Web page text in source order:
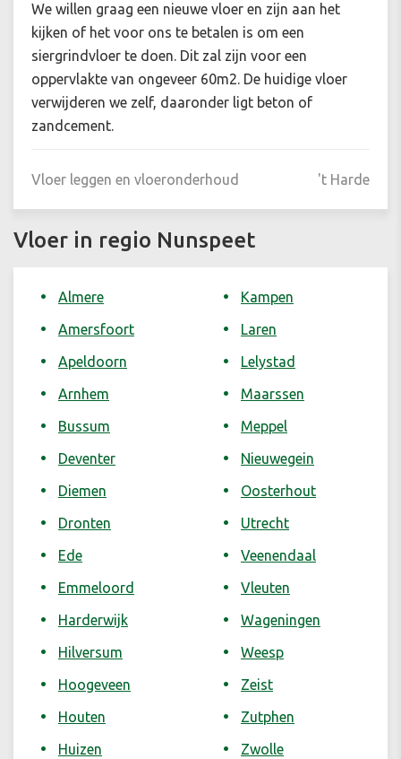
We willen graag een nieuwe vloer en zijn aan het
kijken of het voor ons te betalen is om een
siergrindvloer te doen. Dit zal zijn voor een
oppervlakte van ongeveer 60m2. De huidige vloer
verwijderen we zelf, daaronder ligt beton of
zandcement.
Vloer leggen en vloeronderhoud 't Harde
Vloer in regio Nunspeet
Almere
Amersfoort
Apeldoorn
Arnhem
Bussum
Deventer
Diemen
Dronten
Ede
Emmeloord
Harderwijk
Hilversum
Hoogeveen
Houten
Huizen
Kampen
Laren
Lelystad
Maarssen
Meppel
Nieuwegein
Oosterhout
Utrecht
Veenendaal
Vleuten
Wageningen
Weesp
Zeist
Zutphen
Zwolle